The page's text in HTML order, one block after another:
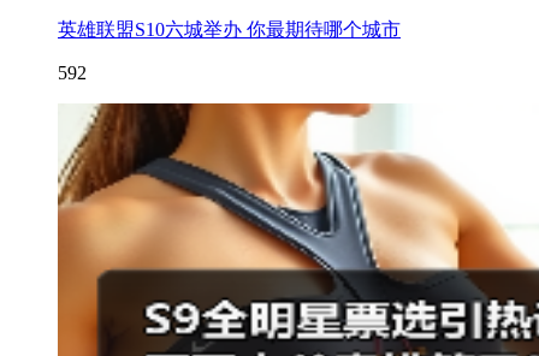
英雄联盟S10六城举办 你最期待哪个城市
592